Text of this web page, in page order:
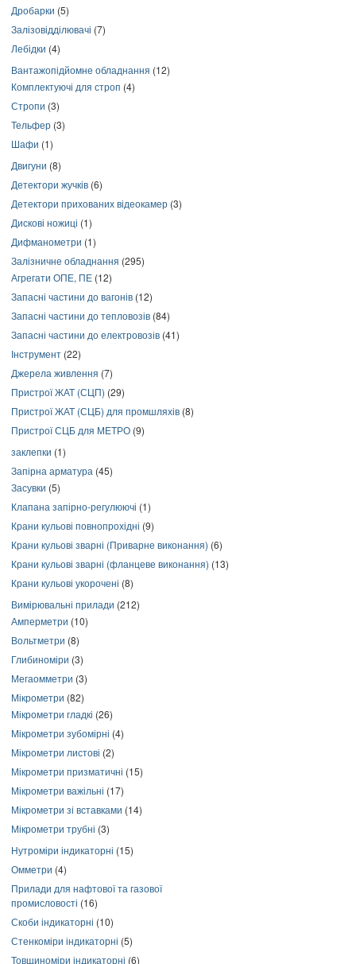
Дробарки (5)
Залізовідділювачі (7)
Лебідки (4)
Вантажопідйомне обладнання (12)
Комплектуючі для строп (4)
Стропи (3)
Тельфер (3)
Шафи (1)
Двигуни (8)
Детектори жучків (6)
Детектори прихованих відеокамер (3)
Дискові ножиці (1)
Дифманометри (1)
Залізничне обладнання (295)
Агрегати ОПЕ, ПЕ (12)
Запасні частини до вагонів (12)
Запасні частини до тепловозів (84)
Запасні частини до електровозів (41)
Інструмент (22)
Джерела живлення (7)
Пристрої ЖАТ (СЦП) (29)
Пристрої ЖАТ (СЦБ) для промшляхів (8)
Пристрої СЦБ для МЕТРО (9)
заклепки (1)
Запірна арматура (45)
Засувки (5)
Клапана запірно-регулюючі (1)
Крани кульові повнопрохідні (9)
Крани кульові зварні (Приварне виконання) (6)
Крани кульові зварні (фланцеве виконання) (13)
Крани кульові укорочені (8)
Вимірювальні прилади (212)
Амперметри (10)
Вольтметри (8)
Глибиноміри (3)
Мегаомметри (3)
Мікрометри (82)
Мікрометри гладкі (26)
Мікрометри зубомірні (4)
Мікрометри листові (2)
Мікрометри призматичні (15)
Мікрометри важільні (17)
Мікрометри зі вставками (14)
Мікрометри трубні (3)
Нутроміри індикаторні (15)
Омметри (4)
Прилади для нафтової та газової
промисловості (16)
Скоби індикаторні (10)
Стенкоміри індикаторні (5)
Товщиноміри індикаторні (6)